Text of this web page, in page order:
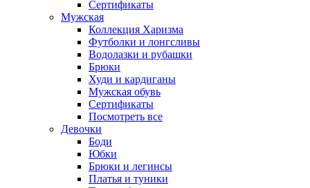
Сертификаты
Мужская
Коллекция Харизма
Футболки и лонгсливы
Водолазки и рубашки
Брюки
Худи и кардиганы
Мужская обувь
Сертификаты
Посмотреть все
Девочки
Боди
Юбки
Брюки и легинсы
Платья и туники